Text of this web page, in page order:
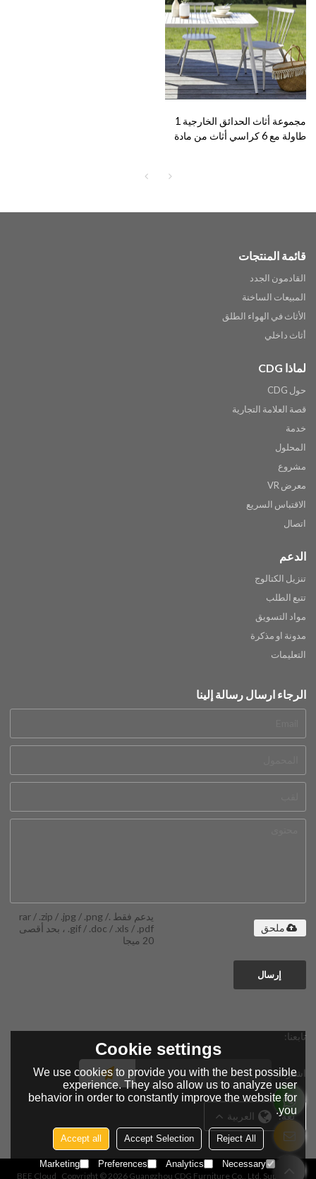
مجموعة أثاث الحدائق الخارجية 1
طاولة مع 6 كراسي أثاث من مادة
قائمة المنتجات
القادمون الجدد
المبيعات الساخنة
الأثاث في الهواء الطلق
أثاث داخلي
لماذا CDG
حول CDG
قصة العلامة التجارية
خدمة
المحلول
مشروع
معرض VR
الاقتباس السريع
اتصال
الدعم
تنزيل الكتالوج
تتبع الطلب
مواد التسويق
مدونة او مذكرة
التعليمات
الرجاء ارسال رسالة إلينا
يدعم فقط .rar / .zip / .jpg / .png /
.gif / .doc / .xls / .pdf ، بحد أقصى
20 ميجا
ملحق
إرسال
تابعنا:
اشتراك
لغة: العربية
Copyright © 2026 Guangzhou CDG Furniture Co., Ltd. Support By
BEE Cloud
Cookie settings
We use cookies to provide you with the best possible
experience. They also allow us to analyze user
behavior in order to constantly improve the website for
you.
Reject All
Accept Selection
Accept all
Necessary
Analytics
Preferences
Marketing